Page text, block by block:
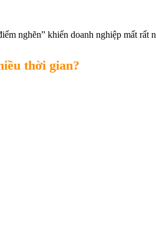
nghẽn” khiến doanh nghiệp mất rất
thời gian?